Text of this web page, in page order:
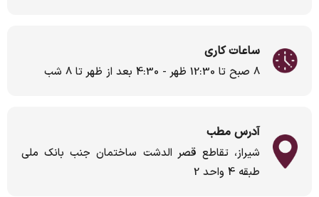
ساعات کاری
8 صبح تا 12:30 ظهر - 4:30 بعد از ظهر تا 8 شب
آدرس مطب
شیراز، تقاطع قصر الدشت ساختمان جنب بانک ملی
طبقه 4 واحد 2